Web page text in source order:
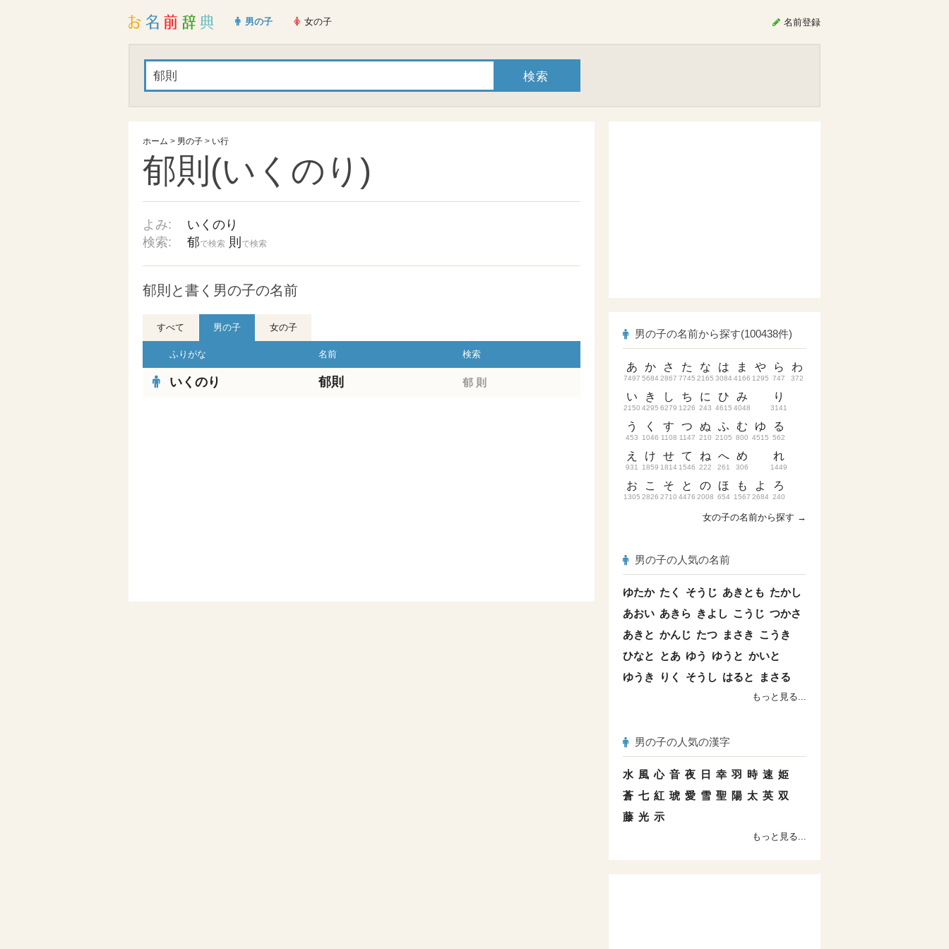
男の子 女の子 名前登録
ホーム > 男の子 > い行
郁則(いくのり)
よみ:
いくのり
検索:
郁で検索 則 で検索
郁則と書く男の子の名前
すべて 男の子 女の子
ふりがな 名前 検索
いくのり 郁則 郁 則
男の子の名前から探す(100438件)
あ
7497
い
2150
う
453
え
931
お
1305
か
5684
き
4295
く
1046
け
1859
こ
2826
さ
2867
し
6279
す
1108
せ
1814
そ
2710
た
7745
ち
1226
つ
1147
て
1546
と
4476
な
2165
に
243
ぬ
210
ね
222
の
2008
は
3084
ひ
4615
ふ
2105
へ
261
ほ
654
ま
4166
み
4048
む
800
め
306
も
1567
や
1295
ゆ
4515
よ
2684
ら
747
り
3141
る
562
れ
1449
ろ
240
わ
372
女の子の名前から探す →
男の子の人気の名前
ゆたか たく そうじ あきとも たかし
あおい あきら きよし こうじ つかさ
あきと かんじ たつ まさき こうき
ひなと
とあ ゆう ゆうと かいと
ゆうき
りく そうし はると まさる
もっと見る...
男の子の人気の漢字
水 風 心 音 夜 日 幸 羽 時 速 姫
蒼 七 紅 琥 愛 雪 聖 陽 太 英 双
藤 光 示
もっと見る...